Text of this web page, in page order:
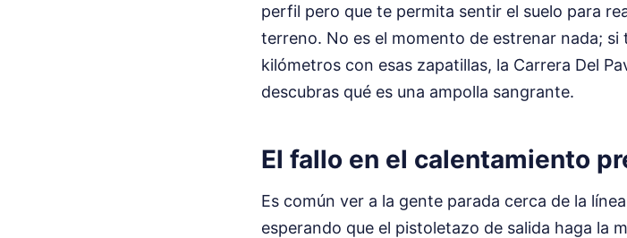
perfil pero que te permita sentir el suelo para
terreno. No es el momento de estrenar nada;
kilómetros con esas zapatillas, la Carrera Del
descubras qué es una ampolla sangrante.
El fallo en el calentamiento
Es común ver a la gente parada cerca de la
esperando que el pistoletazo de salida haga la